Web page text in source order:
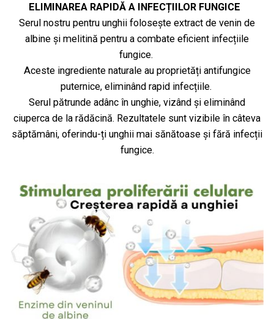
ELIMINAREA RAPIDĂ A INFECȚIILOR FUNGICE
Serul nostru pentru unghii folosește extract de venin de
albine și melitină pentru a combate eficient infecțiile
fungice.
Aceste ingrediente naturale au proprietăți antifungice
puternice, eliminând rapid infecțiile.
Serul pătrunde adânc în unghie, vizând și eliminând
ciuperca de la rădăcină. Rezultatele sunt vizibile în câteva
săptămâni, oferindu-ți unghii mai sănătoase și fără infecții
fungice.